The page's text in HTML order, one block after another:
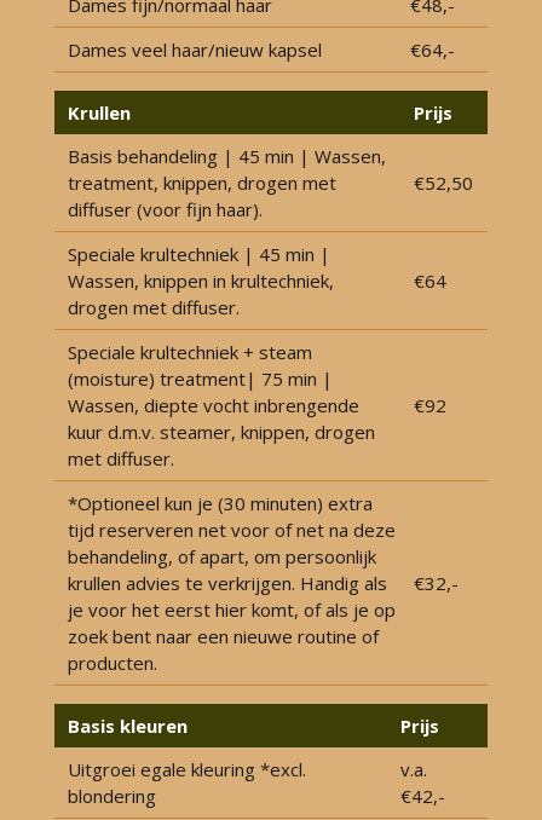
Dames fijn/normaal haar
€48,-
Dames veel haar/nieuw kapsel
€64,-
Krullen
Prijs
Basis behandeling | 45 min | Wassen,
treatment, knippen, drogen met
diffuser (voor fijn haar).
€52,50
Speciale krultechniek | 45 min |
Wassen, knippen in krultechniek,
drogen met diffuser.
€64
Speciale krultechniek + steam
(moisture) treatment| 75 min |
Wassen, diepte vocht inbrengende
kuur d.m.v. steamer, knippen, drogen
met diffuser.
€92
*Optioneel kun je (30 minuten) extra
tijd reserveren net voor of net na deze
behandeling, of apart, om persoonlijk
krullen advies te verkrijgen. Handig als
je voor het eerst hier komt, of als je op
zoek bent naar een nieuwe routine of
producten.
€32,-
Basis kleuren
Prijs
Uitgroei egale kleuring *excl.
blondering
v.a.
€42,-